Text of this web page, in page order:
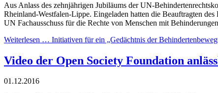
Aus Anlass des zehnjährigen Jubiläums der UN-
Rheinland-Westfalen-Lippe. Eingeladen hatten die Beauftragten
UN Fachausschuss für die Rechte von Menschen mit
Weiterlesen … Initiativen für ein „Gedächtnis der
Video der Open Society Foundation
01.12.2016